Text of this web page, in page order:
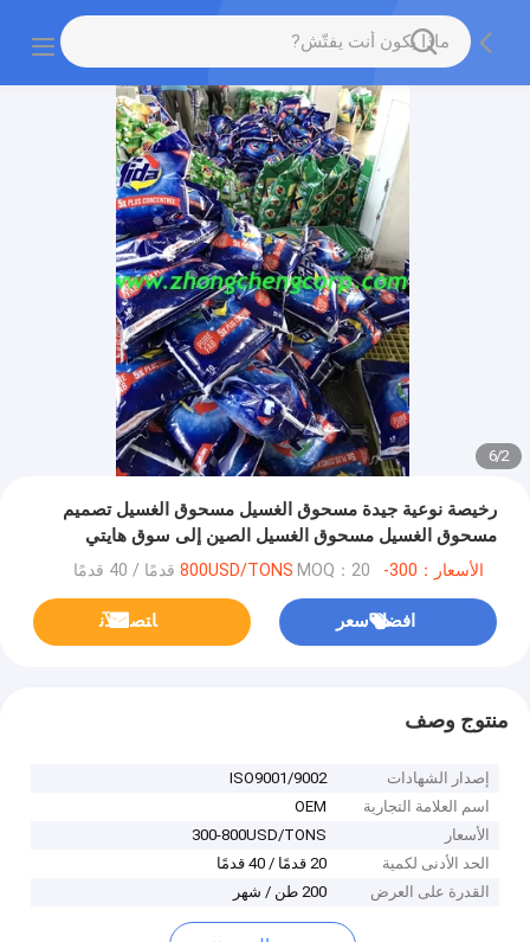
2
/
6
رخيصة نوعية جيدة مسحوق الغسيل مسحوق الغسيل تصميم
مسحوق الغسيل مسحوق الغسيل الصين إلى سوق هايتي
الأسعار：300-800USD/TONS MOQ：20 قدمًا / 40 قدمًا
افضل سعر ﺎﺘﺼﻟ ﺍﻶﻧ
منتوج وصف
إصدار الشهادات
ISO9001/9002
اسم العلامة التجارية
OEM
الأسعار
300-800USD/TONS
الحد الأدنى لكمية
20 قدمًا / 40 قدمًا
القدرة على العرض
200 طن / شهر